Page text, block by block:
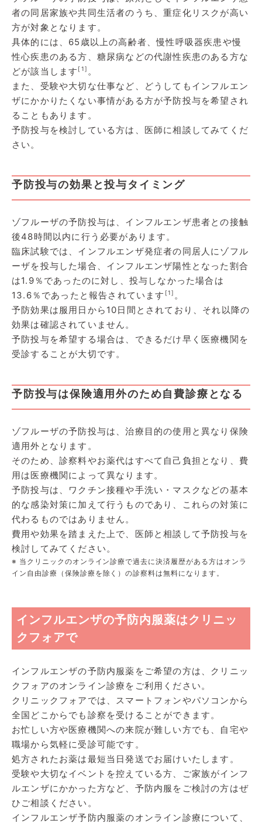
者の同居家族や共同生活者のうち、重症化リスクが高い
方が対象となります。
具体的には、65歳以上の高齢者、慢性呼吸器疾患や慢
性心疾患のある方、糖尿病などの代謝性疾患のある方な
どが該当します [1] 。
また、受験や大切な仕事など、どうしてもインフルエン
ザにかかりたくない事情がある方が予防投与を希望され
ることもあります。
予防投与を検討している方は、医師に相談してみてくだ
さい。
予防投与の効果と投与タイミング
ゾフルーザの予防投与は、インフルエンザ患者との接触
後48時間以内に行う必要があります。
臨床試験では、インフルエンザ発症者の同居人にゾフル
ーザを投与した場合、インフルエンザ陽性となった割合
は1.9％であったのに対し、投与しなかった場合は
13.6％であったと報告されています [1] 。
予防効果は服用日から10日間とされており、それ以降の
効果は確認されていません。
予防投与を希望する場合は、できるだけ早く医療機関を
受診することが大切です。
予防投与は保険適用外のため自費診療となる
ゾフルーザの予防投与は、治療目的の使用と異なり保険
適用外となります。
そのため、診察料やお薬代はすべて自己負担となり、費
用は医療機関によって異なります。
予防投与は、ワクチン接種や手洗い・マスクなどの基本
的な感染対策に加えて行うものであり、これらの対策に
代わるものではありません。
費用や効果を踏まえた上で、医師と相談して予防投与を
検討してみてください。
※ 当クリニックのオンライン診療で過去に決済履歴がある方はオンラ
イン自由診療（保険診療を除く）の診察料は無料になります。
インフルエンザの予防内服薬はクリニッ
クフォアで
インフルエンザの予防内服薬をご希望の方は、クリニッ
クフォアのオンライン診療をご利用ください。
クリニックフォアでは、スマートフォンやパソコンから
全国どこからでも診察を受けることができます。
お忙しい方や医療機関への来院が難しい方でも、自宅や
職場から気軽に受診可能です。
処方されたお薬は最短当日発送でお届けいたします。
受験や大切なイベントを控えている方、ご家族がインフ
ルエンザにかかった方など、予防内服をご検討の方はぜ
ひご相談ください。
インフルエンザ予防内服薬のオンライン診療について、